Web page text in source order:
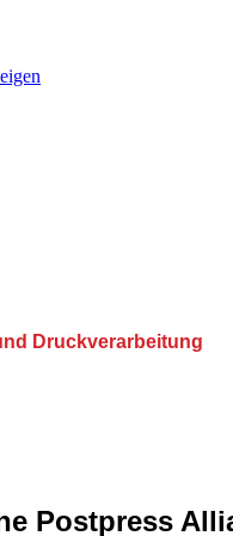
Druckverarbeitung
Postpress